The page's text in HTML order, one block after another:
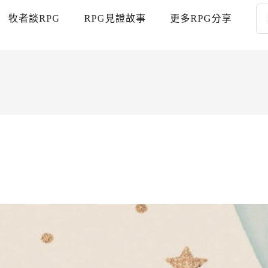
牧者談RPG RPG見證故事 更多RPG分享